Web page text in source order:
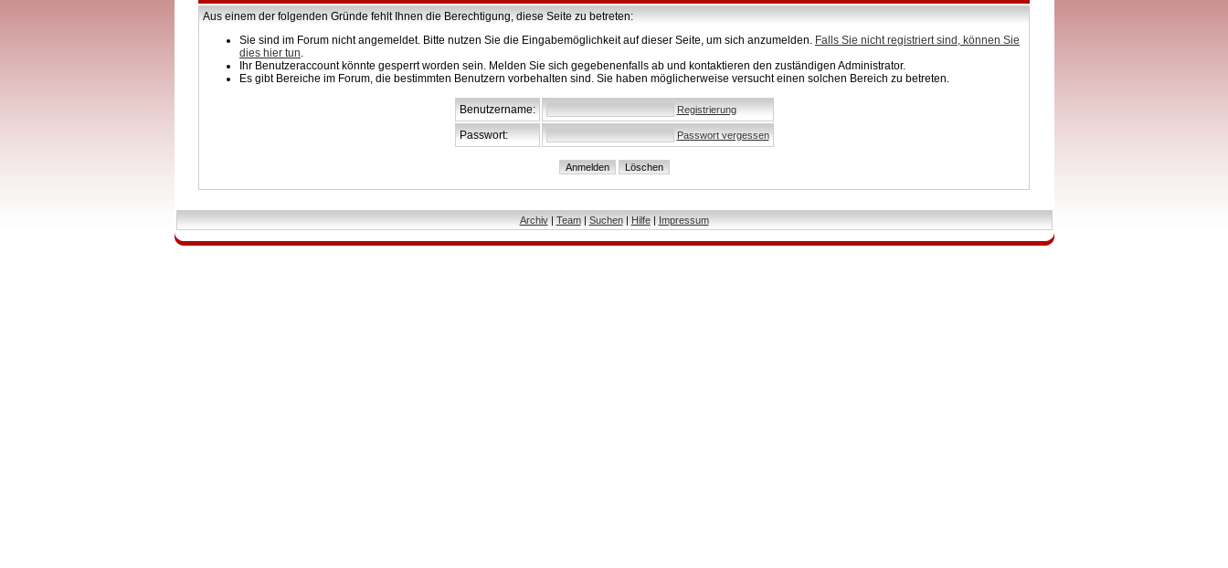
Aus einem der folgenden Gründe fehlt Ihnen die Berechtigung, diese Seite zu betreten:
Sie sind im Forum nicht angemeldet. Bitte nutzen Sie die Eingabemöglichkeit auf dieser Seite, um sich anzumelden. Falls Sie nicht registriert sind, können Sie
dies hier tun.
Ihr Benutzeraccount könnte gesperrt worden sein. Melden Sie sich gegebenenfalls ab und kontaktieren den zuständigen Administrator.
Es gibt Bereiche im Forum, die bestimmten Benutzern vorbehalten sind. Sie haben möglicherweise versucht einen solchen Bereich zu betreten.
Benutzername: Registrierung
Passwort: Passwort vergessen
Archiv| Team| Suchen| Hilfe| Impressum